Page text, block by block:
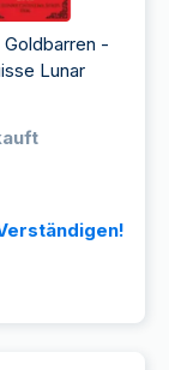
Goldbarren -
Lunar